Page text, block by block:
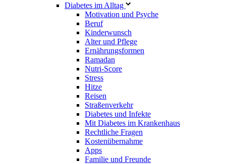
Diabetes im Alltag
Motivation und Psyche
Beruf
Kinderwunsch
Alter und Pflege
Ernährungsformen
Ramadan
Nutri-Score
Stress
Hitze
Reisen
Straßenverkehr
Diabetes und Infekte
Mit Diabetes im Krankenhaus
Rechtliche Fragen
Kostenübernahme
Apps
Familie und Freunde